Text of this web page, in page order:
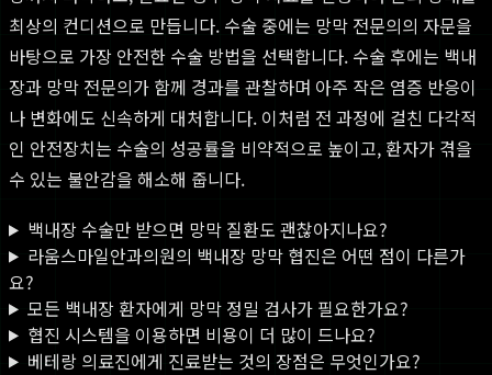
최상의 컨디션으로 만듭니다. 수술 중에는 망막 전문의의 자문을
바탕으로 가장 안전한 수술 방법을 선택합니다. 수술 후에는 백내
장과 망막 전문의가 함께 경과를 관찰하며 아주 작은 염증 반응이
나 변화에도 신속하게 대처합니다. 이처럼 전 과정에 걸친 다각적
인 안전장치는 수술의 성공률을 비약적으로 높이고, 환자가 겪을
수 있는 불안감을 해소해 줍니다.
백내장 수술만 받으면 망막 질환도 괜찮아지나요?
라움스마일안과의원의 백내장 망막 협진은 어떤 점이 다른가
요?
모든 백내장 환자에게 망막 정밀 검사가 필요한가요?
협진 시스템을 이용하면 비용이 더 많이 드나요?
베테랑 의료진에게 진료받는 것의 장점은 무엇인가요?